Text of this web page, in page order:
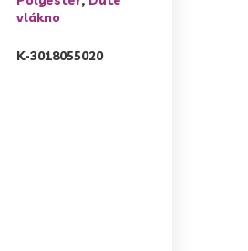
vlákno
K-3018055020